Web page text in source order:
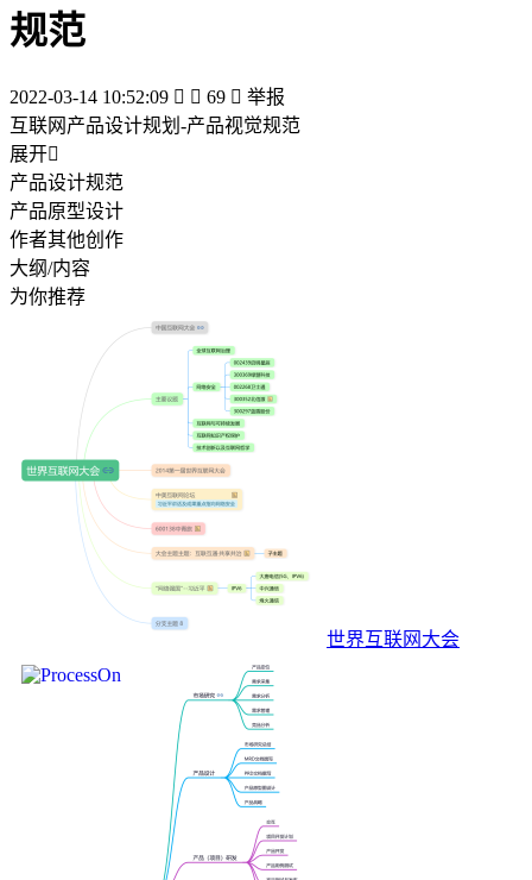
规范
2022-03-14 10:52:09   69  举报
互联网产品设计规划-产品视觉规范
展开
产品设计规范
产品原型设计
作者其他创作
大纲/内容
为你推荐
世界互联网大会